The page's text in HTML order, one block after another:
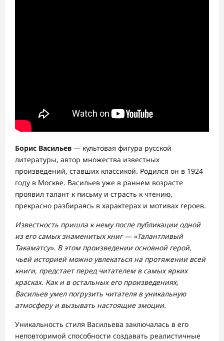
Борис Васильев — культовая фигура русской
литературы, автор множества известных
произведений, ставших классикой. Родился он в 1924
году в Москве. Васильев уже в раннем возрасте
проявил талант к письму и страсть к чтению,
прекрасно разбираясь в характерах и мотивах героев.
Известность пришла к нему после публикации одной
из его самых знаменитых книг — «Талантливый
Такаматсу». В этом произведении основной герой,
чьей историей можно увлекаться на протяжении всей
книги, предстает перед читателем в самых ярких
красках. Как и в остальных его произведениях,
Васильев умел погрузить читателя в уникальную
атмосферу и вызывать настоящие эмоции.
Уникальность стиля Васильева заключалась в его
неповторимой способности создавать реалистичные